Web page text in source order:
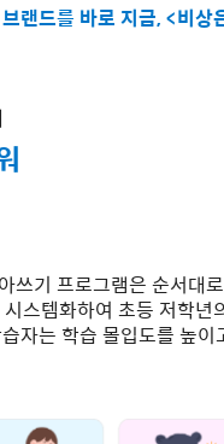
랜드를 바로 지금, <비상
쓰기 프로그램은 순서대
스템화하여 초등 저학년
자는 학습 몰입도를 높